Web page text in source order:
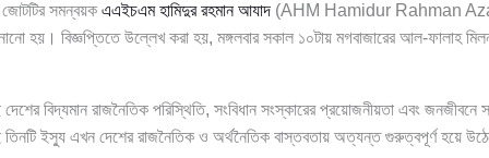
সমন্বয়ক এএইচএম হামিদুর রহমান আযাদ(AHM Hamidur Rahman Azad)
হয়। বিজ্ঞপ্তিতে উল্লেখ করা হয়, মঙ্গলবার সকাল ১০টায় মগবাজারের আল-ফালাহ
বিদ্যমান রাজনৈতিক পরিস্থিতি, সংবিধান সংস্কারের প্রয়োজনীয়তা এবং জনজীবনে
ইস্যু এখন দেশের রাজনৈতিক ও অর্থনৈতিক বাস্তবতায় অত্যন্ত গুরুত্বপূর্ণ হয়ে